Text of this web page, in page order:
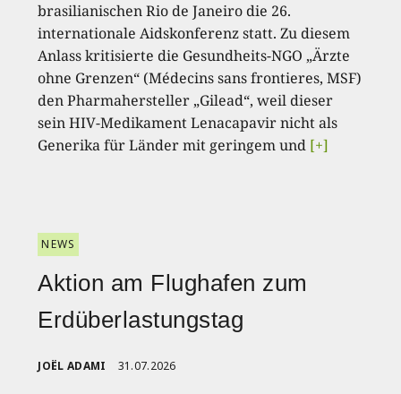
brasilianischen Rio de Janeiro die 26.
internationale Aidskonferenz statt. Zu diesem
Anlass kritisierte die Gesundheits-NGO „Ärzte
ohne Grenzen“ (Médecins sans frontieres, MSF)
den Pharmahersteller „Gilead“, weil dieser
sein HIV-Medikament Lenacapavir nicht als
Generika für Länder mit geringem und [+]
NEWS
Aktion am Flughafen zum
Erdüberlastungstag
JOËL ADAMI 31.07.2026